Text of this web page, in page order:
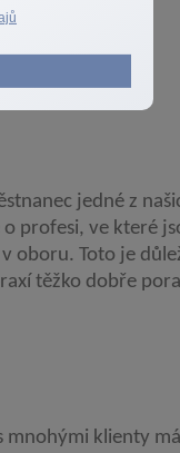
jedné z
profesi, ve které
oboru. Toto je
těžko dobře
mnohými klienty